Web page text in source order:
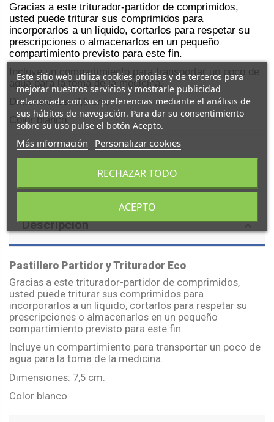
Gracias a este triturador-partidor de comprimidos,
usted puede triturar sus comprimidos para
incorporarlos a un líquido, cortarlos para respetar su
prescripciones o almacenarlos en un pequeño
compartimiento previsto para este fin.
Incluye un compartimiento para transportar un poco de
agua para la toma de la medicina.
Dimensiones: 7,5 cm.
Color blanco.
Descripción
Pastillero Partidor y Triturador Eco
Gracias a este triturador-partidor de comprimidos,
usted puede triturar sus comprimidos para
incorporarlos a un líquido, cortarlos para respetar su
prescripciones o almacenarlos en un pequeño
compartimiento previsto para este fin.
Incluye un compartimiento para transportar un poco de
agua para la toma de la medicina.
Dimensiones: 7,5 cm.
Color blanco.
Este sitio web utiliza cookies propias y de terceros para
mejorar nuestros servicios y mostrarle publicidad
relacionada con sus preferencias mediante el análisis de
sus hábitos de navegación. Para dar su consentimiento
sobre su uso pulse el botón Acepto.
Más información Personalizar cookies
RECHAZAR TODO
ACEPTO